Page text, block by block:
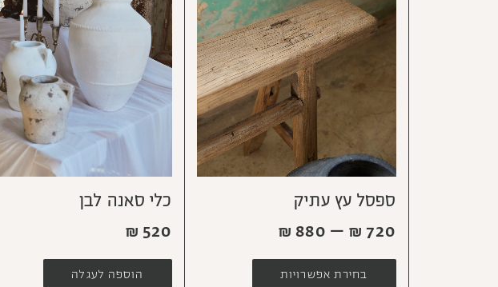
ספסל עץ עתיק
₪ 720
–
₪ 880
בחירת אפשרויות
כלי סאנה לבן
₪ 520
הוספה לעגלה